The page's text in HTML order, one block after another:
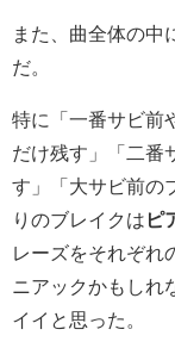
また、曲全体の中
だ。
特に「一番サビ前
だけ残す」「二番
す」「大サビ前の
りのブレイクは ピ
レーズをそれぞれ
ニアックかもしれ
イイと思った。